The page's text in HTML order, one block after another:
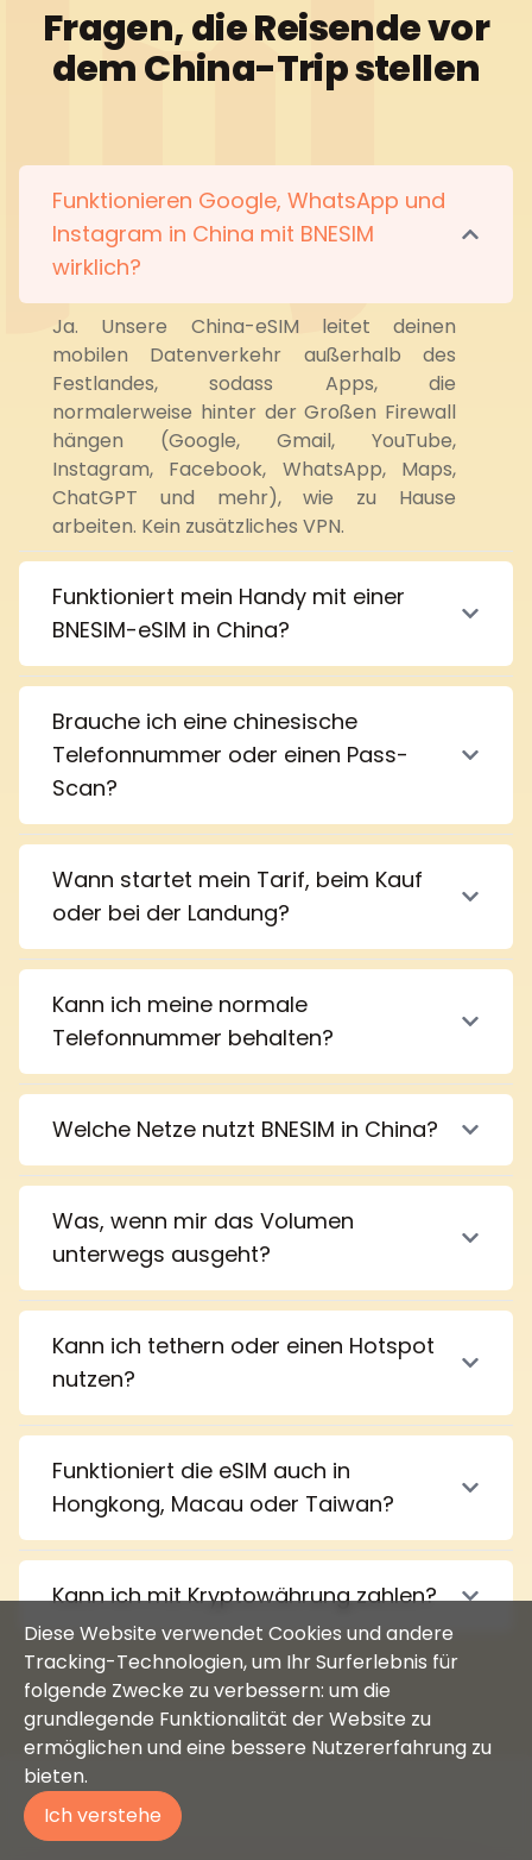
Fragen, die Reisende vor
dem China-Trip stellen
Funktionieren Google, WhatsApp und
Instagram in China mit BNESIM
wirklich?
Ja. Unsere China-eSIM leitet deinen
mobilen Datenverkehr außerhalb des
Festlandes, sodass Apps, die
normalerweise hinter der Großen Firewall
hängen (Google, Gmail, YouTube,
Instagram, Facebook, WhatsApp, Maps,
ChatGPT und mehr), wie zu Hause
arbeiten. Kein zusätzliches VPN.
Funktioniert mein Handy mit einer
BNESIM-eSIM in China?
Brauche ich eine chinesische
Telefonnummer oder einen Pass-
Scan?
Wann startet mein Tarif, beim Kauf
oder bei der Landung?
Kann ich meine normale
Telefonnummer behalten?
Welche Netze nutzt BNESIM in China?
Was, wenn mir das Volumen
unterwegs ausgeht?
Kann ich tethern oder einen Hotspot
nutzen?
Funktioniert die eSIM auch in
Hongkong, Macau oder Taiwan?
Kann ich mit Kryptowährung zahlen?
Diese Website verwendet Cookies und andere
Tracking-Technologien, um Ihr Surferlebnis für
folgende Zwecke zu verbessern: um die
grundlegende Funktionalität der Website zu
ermöglichen und eine bessere Nutzererfahrung zu
bieten.
Ich verstehe